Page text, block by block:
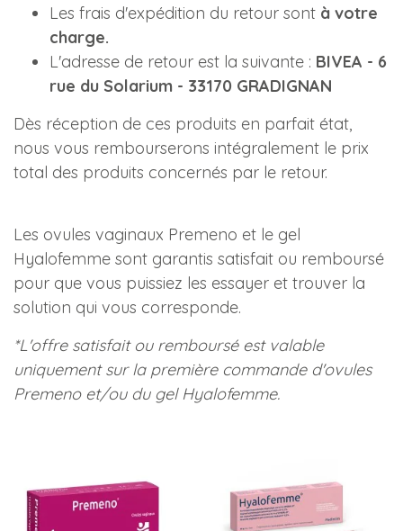
Les frais d'expédition du retour sont à votre
charge.
L'adresse de retour est la suivante : BIVEA - 6
rue du Solarium - 33170 GRADIGNAN
Dès réception de ces produits en parfait état,
nous vous rembourserons intégralement le prix
total des produits concernés par le retour.
Les ovules vaginaux Premeno et le gel
Hyalofemme sont garantis satisfait ou remboursé
pour que vous puissiez les essayer et trouver la
solution qui vous corresponde.
*L'offre satisfait ou remboursé est valable
uniquement sur la première commande d'ovules
Premeno et/ou du gel Hyalofemme.